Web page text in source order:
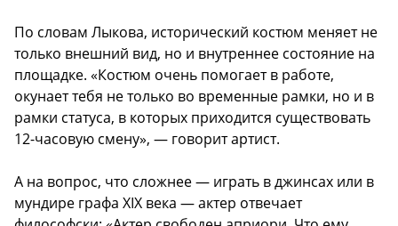
По словам Лыкова, исторический костюм меняет не
только внешний вид, но и внутреннее состояние на
площадке. «Костюм очень помогает в работе,
окунает тебя не только во временные рамки, но и в
рамки статуса, в которых приходится существовать
12-часовую смену», — говорит артист.
А на вопрос, что сложнее — играть в джинсах или в
мундире графа XIX века — актер отвечает